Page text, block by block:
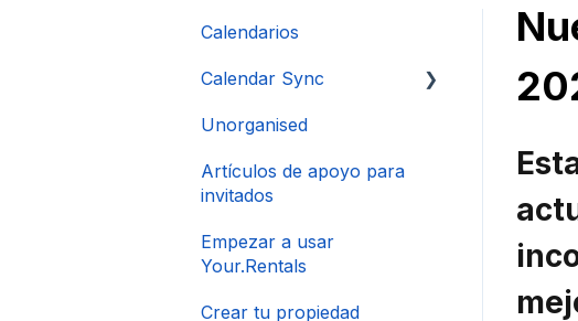
Calendarios
Calendar Sync
Importación de
Unorganised
Artículos de apoyo para
invitados
Empezar a usar
Your.Rentals
Crear tu propiedad